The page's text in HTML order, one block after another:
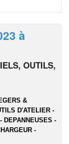
à
OUTILS,
&
D'ATELIER -
DEPANNEUSES -
-